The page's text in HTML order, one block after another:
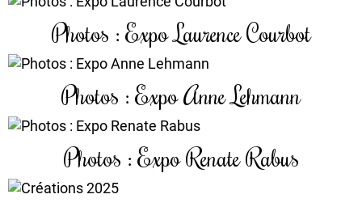
Photos : Expo Laurence Courbot
Photos : Expo Anne Lehmann
Photos : Expo Renate Rabus